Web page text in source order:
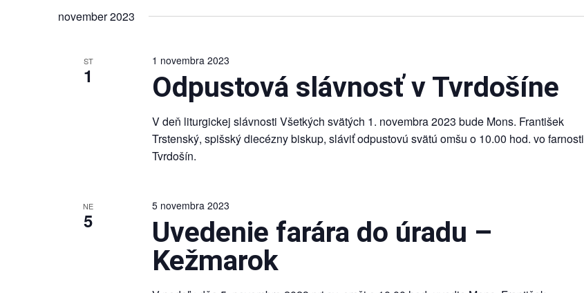
november 2023
ST
1
1 novembra 2023
Odpustová slávnosť v Tvrdošíne
V deň liturgickej slávnosti Všetkých svätých 1. novembra 2023 bude Mons. František
Trstenský, spišský diecézny biskup, sláviť odpustovú svätú omšu o 10.00 hod. vo farnosti
Tvrdošín.
NE
5
5 novembra 2023
Uvedenie farára do úradu –
Kežmarok